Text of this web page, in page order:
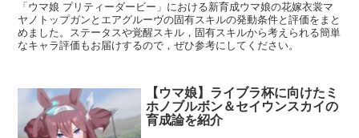
「ウマ娘 プリティーダービー」における新育成ウマ娘の花嫁衣裳マ
ヤノトップガンとエアグルーヴの固有スキルの発動条件と評価をまと
めました。ステータスや覚醒スキル，固有スキルから考えられる簡単
なキャラ評価もお届けするので，ぜひ参考にしてください。
【ウマ娘】ライブラ杯に向けたミ
ホノブルボン＆セイウンスカイの
育成論を紹介